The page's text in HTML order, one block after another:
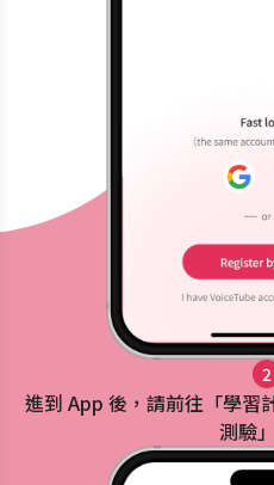
2
進到 App 後，請前往「學習
測驗